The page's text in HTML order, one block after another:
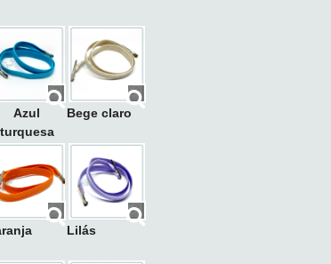
Azul
turquesa
Bege claro
Lilás